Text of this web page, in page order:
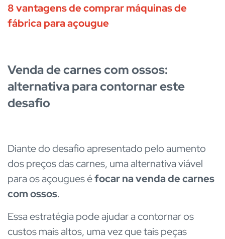
8 vantagens de comprar máquinas de
fábrica para açougue
Venda de carnes com ossos:
alternativa para contornar este
desafio
Diante do desafio apresentado pelo aumento
dos preços das carnes, uma alternativa viável
para os açougues éfocar na venda de carnes
com ossos.
Essa estratégia pode ajudar a contornar os
custos mais altos, uma vez que tais peças